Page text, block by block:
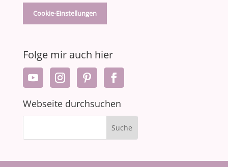
Cookie-Einstellungen
Folge mir auch hier
Webseite durchsuchen